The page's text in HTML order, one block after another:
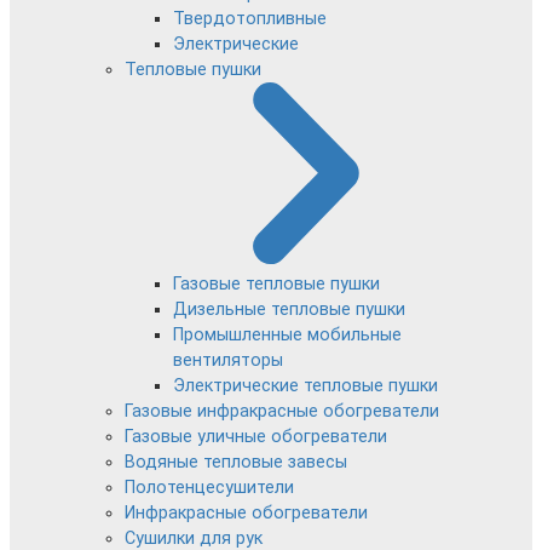
Твердотопливные
Электрические
Тепловые пушки
Газовые тепловые пушки
Дизельные тепловые пушки
Промышленные мобильные
вентиляторы
Электрические тепловые пушки
Газовые инфракрасные обогреватели
Газовые уличные обогреватели
Водяные тепловые завесы
Полотенцесушители
Инфракрасные обогреватели
Сушилки для рук